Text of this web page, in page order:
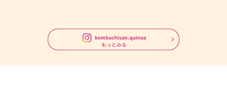
6. 当選発表
ます。)